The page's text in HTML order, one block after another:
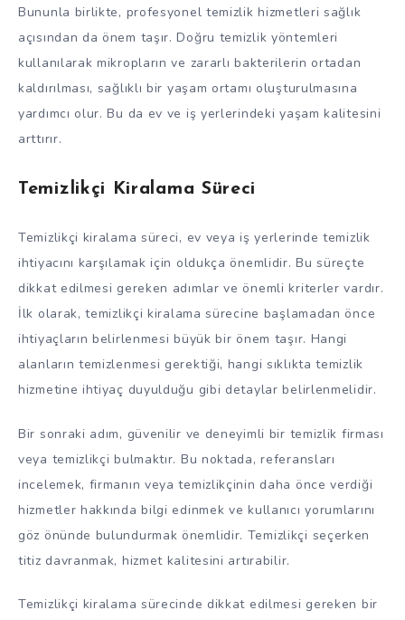
Bununla birlikte, profesyonel temizlik hizmetleri sağlık
açısından da önem taşır. Doğru temizlik yöntemleri
kullanılarak mikropların ve zararlı bakterilerin ortadan
kaldırılması, sağlıklı bir yaşam ortamı oluşturulmasına
yardımcı olur. Bu da ev ve iş yerlerindeki yaşam kalitesini
arttırır.
Temizlikçi Kiralama Süreci
Temizlikçi kiralama süreci, ev veya iş yerlerinde temizlik
ihtiyacını karşılamak için oldukça önemlidir. Bu süreçte
dikkat edilmesi gereken adımlar ve önemli kriterler vardır.
İlk olarak, temizlikçi kiralama sürecine başlamadan önce
ihtiyaçların belirlenmesi büyük bir önem taşır. Hangi
alanların temizlenmesi gerektiği, hangi sıklıkta temizlik
hizmetine ihtiyaç duyulduğu gibi detaylar belirlenmelidir.
Bir sonraki adım, güvenilir ve deneyimli bir temizlik firması
veya temizlikçi bulmaktır. Bu noktada, referansları
incelemek, firmanın veya temizlikçinin daha önce verdiği
hizmetler hakkında bilgi edinmek ve kullanıcı yorumlarını
göz önünde bulundurmak önemlidir. Temizlikçi seçerken
titiz davranmak, hizmet kalitesini artırabilir.
Temizlikçi kiralama sürecinde dikkat edilmesi gereken bir